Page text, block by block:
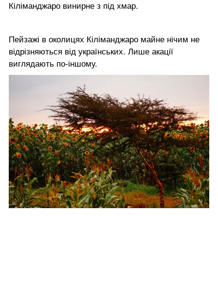
Кіліманджаро винирне з під хмар.
Пейзажі в околицях Кіліманджаро майне нічим не
відрізняються від українських. Лише акації
виглядають по-іншому.